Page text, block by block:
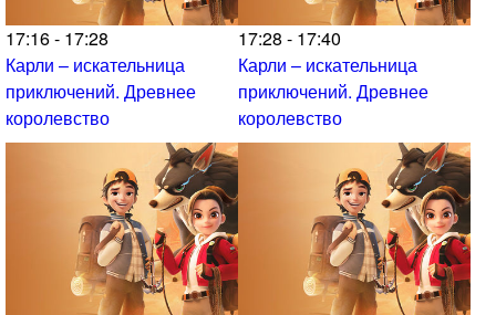
17:16 - 17:28
Карли – искательница
приключений. Древнее
королевство
17:28 - 17:40
Карли – искательница
приключений. Древнее
королевство